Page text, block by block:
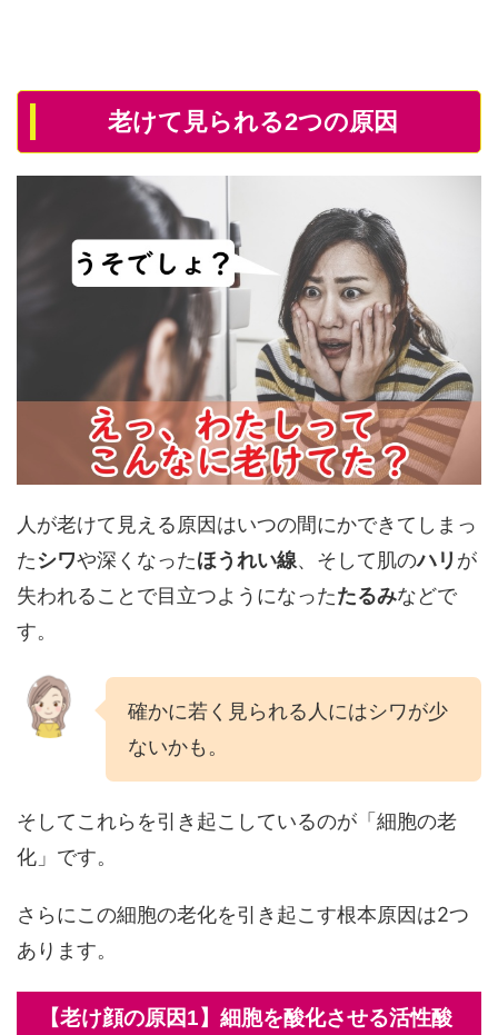
老けて見られる2つの原因
人が老けて見える原因はいつの間にかできてしまっ
たシワや深くなったほうれい線、そして肌のハリ が
失われることで目立つようになったたるみなどで
す。
確かに若く見られる人にはシワが少
ないかも。
そしてこれらを引き起こしているのが「細胞の老
化」です。
さらにこの細胞の老化を引き起こす根本原因は2つ
あります。
【老け顔の原因1】細胞を酸化させる活性酸